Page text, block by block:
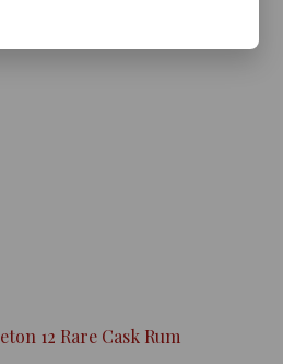
12 Rare Cask Rum